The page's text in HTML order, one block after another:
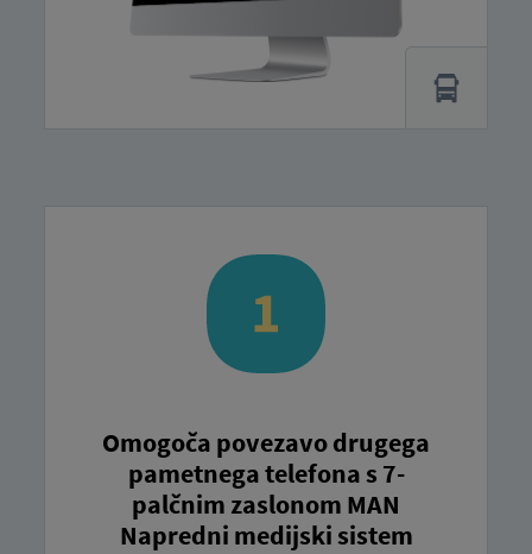
Omogoča povezavo drugega
pametnega telefona s 7-
palčnim zaslonom MAN
Napredni medijski sistem